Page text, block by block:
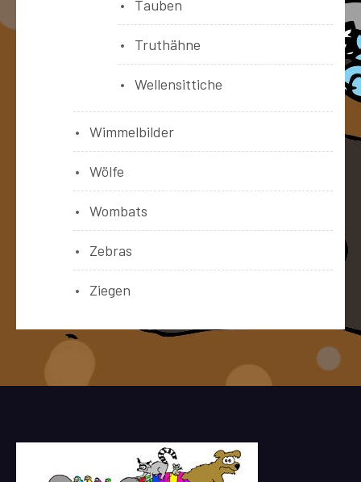
Tauben
Truthähne
Wellensittiche
Wimmelbilder
Wölfe
Wombats
Zebras
Ziegen